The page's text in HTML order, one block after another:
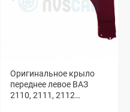
Оригинальное крыло
переднее левое ВАЗ
2110, 2111, 2112